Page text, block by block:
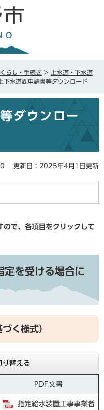
くらし・手続き >
上水道・下水道
上下水道課申請書等ダウンロード
ダウンロー
更新日：2025年4月1日更新
ので、各項目をクリックして
定を受ける場合に
く様式）
り替える
PDF文書
指定給水装置工事事業者